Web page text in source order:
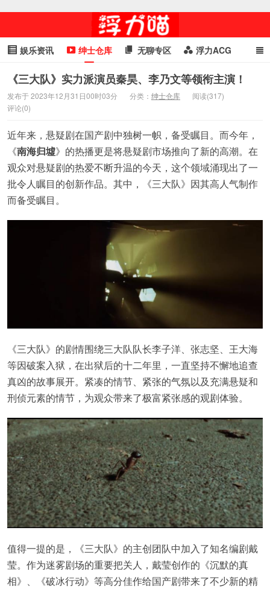
娱乐资讯 绅士仓库 无聊专区 浮力ACG
浮力GIF 明星头条 浮力资讯 头条女神 萌妹专区
cosplay
《三大队》实力派演员秦昊、李乃文等领衔主演！
发布于 2023年12月31日00时03分 分类： 绅士仓库
阅读(317)
评论(0)
近年来，悬疑剧在国产剧中独树一帜，备受瞩目。而今年，
《南海归墟》的热播更是将悬疑剧市场推向了新的高潮。在
观众对悬疑剧的热爱不断升温的今天，这个领域涌现出了一
批令人瞩目的创新作品。其中，《三大队》因其高人气制作
而备受瞩目。
《三大队》的剧情围绕三大队队长李子洋、张志坚、王大海
等因破案入狱，在出狱后的十二年里，一直坚持不懈地追查
真凶的故事展开。紧凑的情节、紧张的气氛以及充满悬疑和
刑侦元素的情节，为观众带来了极富紧张感的观剧体验。
值得一提的是，《三大队》的主创团队中加入了知名编剧戴
莹。作为迷雾剧场的重要把关人，戴莹创作的《沉默的真
相》、《破冰行动》等高分佳作给国产剧带来了不少新的精